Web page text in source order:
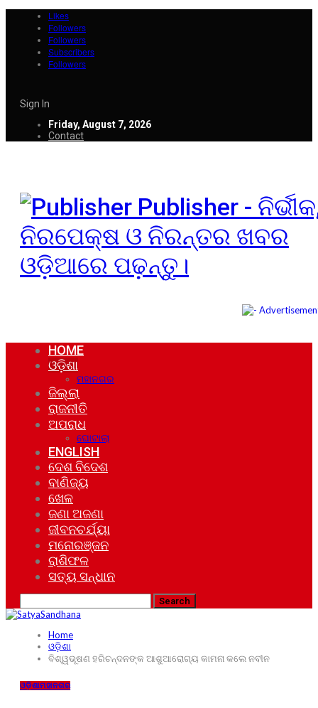
Likes
Followers
Followers
Subscribers
Followers
Sign In
Friday, August 7, 2026
Contact
Publisher -
ନିରପେକ୍ଷ ଓ ନିରନ୍ତର ଖବର
ଓଡ଼ିଆରେ ପଢ଼ନ୍ତୁ।
HOME
ଓଡ଼ିଶା
ମହାନଗର
ଜିଲ୍ଲା
ରାଜନୀତି
ଅପରାଧ
ଘୋଟାଲା
ENGLISH
ଦେଶ ବିଦେଶ
ବାଣିଜ୍ୟ
ଖେଳ
ଜଣା ଅଜଣା
ଜୀବନଚର୍ଯ୍ୟା
ମନୋରଞ୍ଜନ
ରାଶିଫଳ
ସତ୍ୟ ସନ୍ଧାନ
Home
ଓଡ଼ିଶା
ବିଶ୍ୱଭୂଷଣ ହରିଚନ୍ଦନଙ୍କ ଆଶୁଆରୋଗ୍ୟ କାମନା କଲେ ନବୀନ
ଓଡ଼ିଶାମହାନଗର